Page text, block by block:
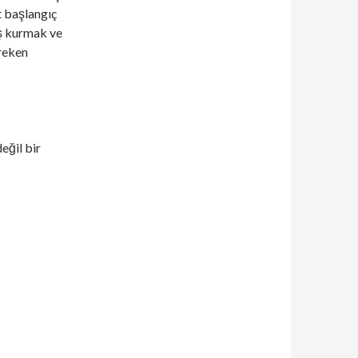
kurmak ve
bir